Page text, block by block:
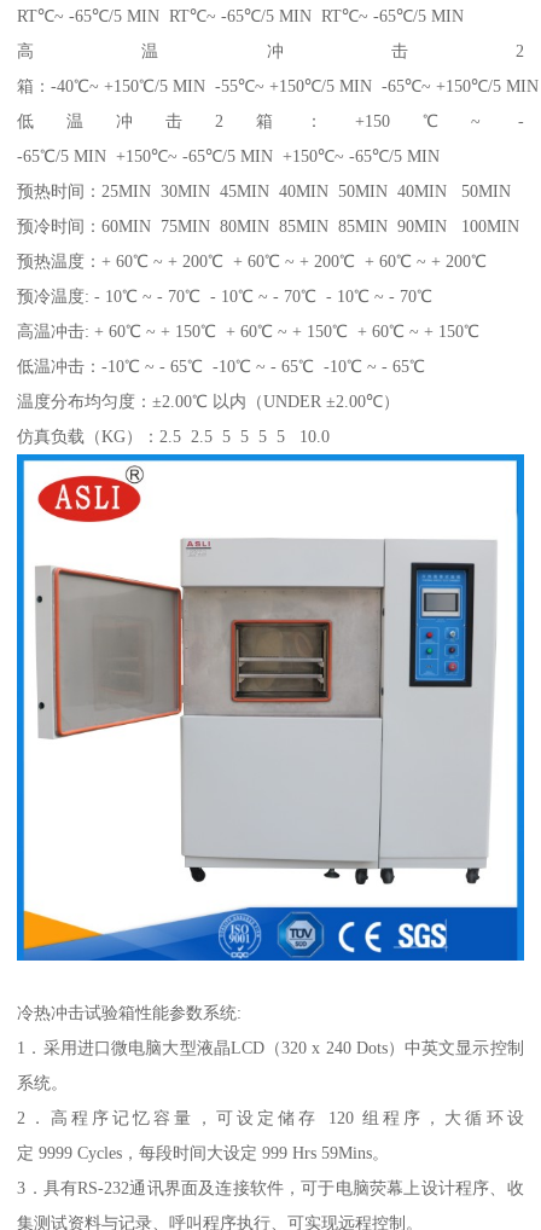
RT℃~ -65℃/5 MIN RT℃~ -65℃/5 MIN RT℃~ -65℃/5 MIN
高温冲击2
箱：-40℃~ +150℃/5 MIN -55℃~ +150℃/5 MIN -65℃~ +150℃/5 MIN
低温冲击2箱：+150℃~ -
-65℃/5 MIN +150℃~ -65℃/5 MIN +150℃~ -65℃/5 MIN
预热时间：25MIN 30MIN 45MIN 40MIN 50MIN 40MIN 50MIN
预冷时间：60MIN 75MIN 80MIN 85MIN 85MIN 90MIN 100MIN
预热温度：+ 60℃ ~ + 200℃ + 60℃ ~ + 200℃ + 60℃ ~ + 200℃
预冷温度: - 10℃ ~ - 70℃ - 10℃ ~ - 70℃ - 10℃ ~ - 70℃
高温冲击: + 60℃ ~ + 150℃ + 60℃ ~ + 150℃ + 60℃ ~ + 150℃
低温冲击：-10℃ ~ - 65℃ -10℃ ~ - 65℃ -10℃ ~ - 65℃
温度分布均匀度：±2.00℃ 以内（UNDER ±2.00℃）
仿真负载（KG）：2.5 2.5 5 5 5 5 10.0
冷热冲击试验箱性能参数系统:
1．采用进口微电脑大型液晶LCD（320 x 240 Dots）中英文显示控制
系统。
2．高程序记忆容量，可设定储存 120 组程序，大循环设
定 9999 Cycles，每段时间大设定 999 Hrs 59Mins。
3．具有RS-232通讯界面及连接软件，可于电脑荧幕上设计程序、收
集测试资料与记录、呼叫程序执行、可实现远程控制。